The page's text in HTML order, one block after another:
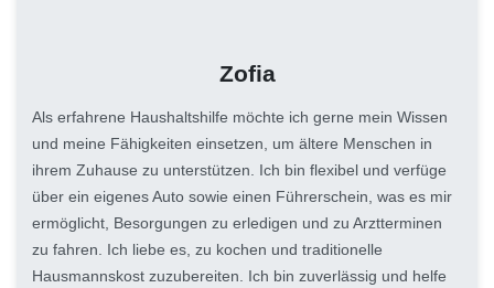
Zofia
Als erfahrene Haushaltshilfe möchte ich gerne mein Wissen
und meine Fähigkeiten einsetzen, um ältere Menschen in
ihrem Zuhause zu unterstützen. Ich bin flexibel und verfüge
über ein eigenes Auto sowie einen Führerschein, was es mir
ermöglicht, Besorgungen zu erledigen und zu Arztterminen
zu fahren. Ich liebe es, zu kochen und traditionelle
Hausmannskost zuzubereiten. Ich bin zuverlässig und helfe